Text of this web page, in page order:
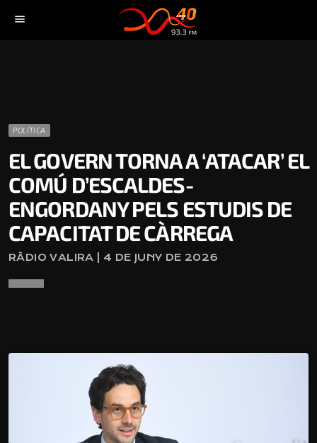
menu
POLÍTICA
EL GOVERN TORNA A ‘ATACAR’ EL
COMÚ D’ESCALDES-
ENGORDANY PELS ESTUDIS DE
CAPACITAT DE CÀRREGA
RÀDIO VALIRA | 4 DE JUNY DE 2026